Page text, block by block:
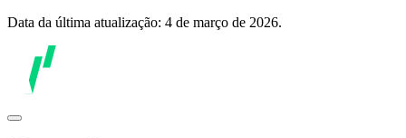
Data da última atualização: 4 de março de 2026.